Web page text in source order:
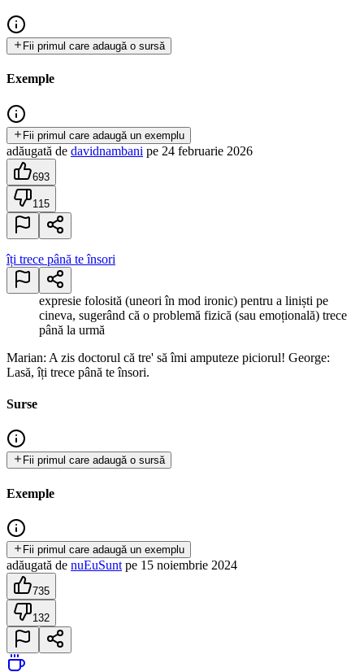
Fii primul care adaugă o sursă
Exemple
Fii primul care adaugă un exemplu
adăugată de davidnambani pe 24 februarie 2026
693
115
îți trece până te însori
expresie folosită (uneori în mod ironic) pentru a liniști pe
cineva, sugerând că o problemă fizică (sau emoțională) trece
până la urmă
Marian: A zis doctorul că tre' să îmi amputeze piciorul! George:
Lasă, îți trece până te însori.
Surse
Fii primul care adaugă o sursă
Exemple
Fii primul care adaugă un exemplu
adăugată de nuEuSunt pe 15 noiembrie 2024
735
132